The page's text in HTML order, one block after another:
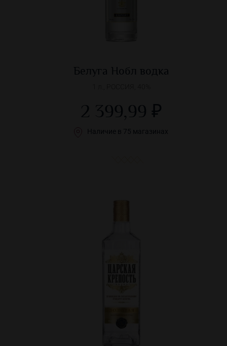
Белуга Нобл водка
2 399,99 ₽
Наличие в 75 магазинах